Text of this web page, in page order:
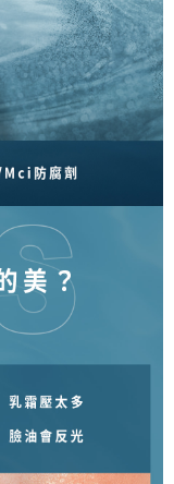
並採取法律行動。
查看運費